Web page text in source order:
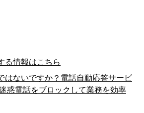
る情報はこちら
はないですか？電話自動応答サービ
惑電話をブロックして業務を効率